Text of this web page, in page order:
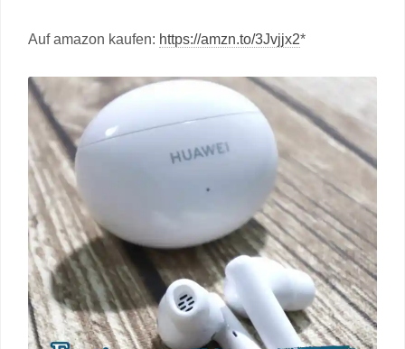
Auf amazon kaufen: https://amzn.to/3Jvjjx2*